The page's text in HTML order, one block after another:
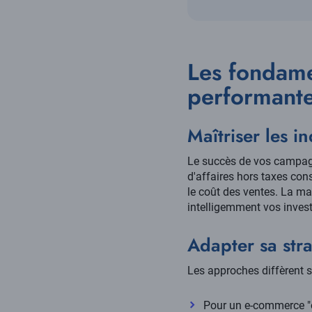
Les
Maîtriser les
Le succès de vos
d'affaires hors taxes
le coût des ventes. La
intelligemment vos
Adapter sa
Les approches diffèrent
Pour un e-commerce